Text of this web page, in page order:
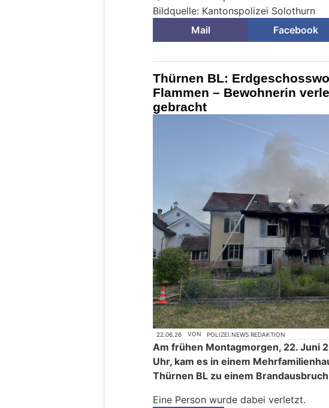
Bildquelle: Kantonspolizei Solothurn
Mail
Facebook
Thürnen BL:
Flammen – Bewohnerin
gebracht
22.06.26 VON POLIZEI.NEWS REDAKTION
Am frühen Montagmorgen, 22. Juni
Uhr, kam es in einem
Thürnen BL zu einem
Eine Person wurde dabei verletzt.